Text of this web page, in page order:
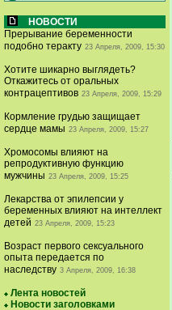
НОВОСТИ
Прерывание беременности
подобно теракту 23 Апреля, 2009, 15:30
Хотите шикарно выглядеть?
Откажитесь от оральных
контрацептивов 23 Апреля, 2009, 15:29
Кормление грудью защищает
сердце мамы 23 Апреля, 2009, 15:27
Хромосомы влияют на
репродуктивную функцию
мужчины 23 Апреля, 2009, 15:25
Лекарства от эпилепсии у
беременных влияют на интеллект
детей 23 Апреля, 2009, 15:23
Возраст первого сексуального
опыта передается по
наследству 3 Апреля, 2009, 16:38
Лента новостей
Новости заголовками